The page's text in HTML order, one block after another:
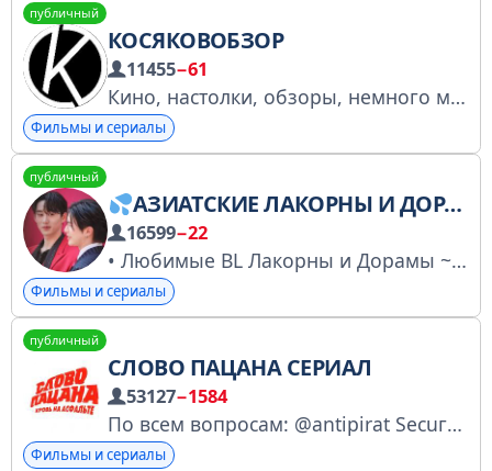
публичный
КОСЯКОВОБЗОР
11455−61
Кино, настолки, обзоры, немного мемов. Для связи - @low_degree Регистрация в РКН https://knd.gov.ru/license?id=676d10eb96de59064d455ca2&registryType=bloggersPermission
Фильмы и сериалы
публичный
АЗИАТСКИЕ ЛАКОРНЫ И ДОРАМЫ
16599−22
• Любимые BL Лакорны и Дорамы ~ РЕКЛАМА https://t.me/priceyaoi21_2 ~Чат общения https://t.me/+g85Sv2V2WKpmYWRi ~ Канал с озвучкой https://t.me/lakorns_world Канал создан - 16.12.22
Фильмы и сериалы
публичный
СЛОВО ПАЦАНА СЕРИАЛ
53127−1584
По всем вопросам: @antipirat Secuгe Netwoгk Любой пост может быть рекламным. Администрация не отвечает за содержание рекламы. Все действия с рекламой — на вашей ответственности.
Фильмы и сериалы